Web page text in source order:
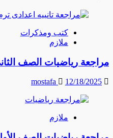
كتب ومذكرات
ملازم
مراجعة رياضيات الصف
mostafa 12/18/2025
ملازم